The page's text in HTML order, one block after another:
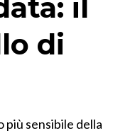
il
di
più sensibile della